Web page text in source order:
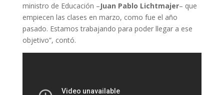
ministro de Educación –Juan Pablo Lichtmajer– que
empiecen las clases en marzo, como fue el año
pasado. Estamos trabajando para poder llegar a ese
objetivo”, contó.